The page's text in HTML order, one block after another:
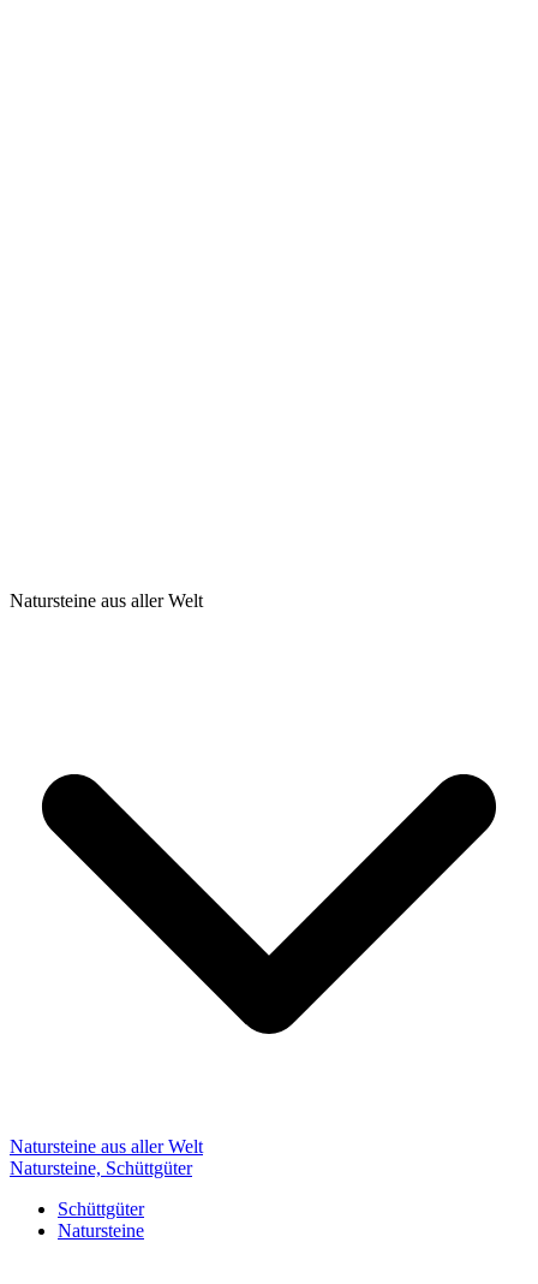
Natursteine aus aller Welt
Natursteine aus aller Welt
Natursteine, Schüttgüter
Schüttgüter
Natursteine